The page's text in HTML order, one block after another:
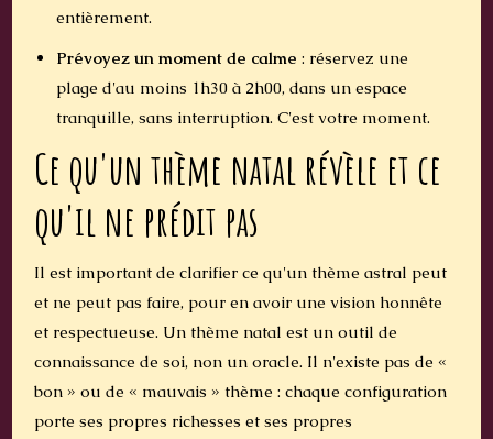
entièrement.
Prévoyez un moment de calme : réservez une
plage d'au moins 1h30 à 2h00, dans un espace
tranquille, sans interruption. C'est votre moment.
Ce qu'un thème natal révèle et ce
qu'il ne prédit pas
Il est important de clarifier ce qu'un thème astral peut
et ne peut pas faire, pour en avoir une vision honnête
et respectueuse. Un thème natal est un outil de
connaissance de soi, non un oracle. Il n'existe pas de «
bon » ou de « mauvais » thème : chaque configuration
porte ses propres richesses et ses propres